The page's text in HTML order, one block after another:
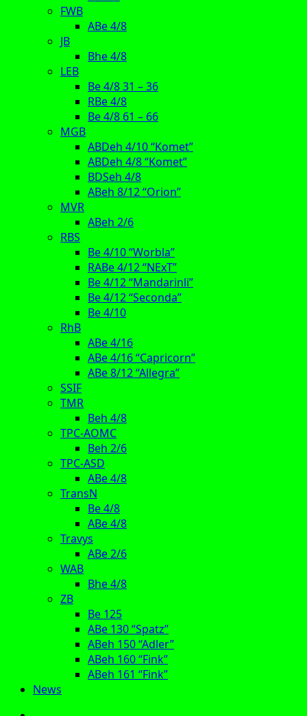
FWB
ABe 4/8
JB
Bhe 4/8
LEB
Be 4/8 31 – 36
RBe 4/8
Be 4/8 61 – 66
MGB
ABDeh 4/10 “Komet”
ABDeh 4/8 “Komet”
BDSeh 4/8
ABeh 8/12 “Orion”
MVR
ABeh 2/6
RBS
Be 4/10 “Worbla”
RABe 4/12 “NExT”
Be 4/12 “Mandarinli”
Be 4/12 “Seconda”
Be 4/10
RhB
ABe 4/16
ABe 4/16 “Capricorn”
ABe 8/12 “Allegra”
SSIF
TMR
Beh 4/8
TPC-AOMC
Beh 2/6
TPC-ASD
ABe 4/8
TransN
Be 4/8
ABe 4/8
Travys
ABe 2/6
WAB
Bhe 4/8
ZB
Be 125
ABe 130 “Spatz”
ABeh 150 “Adler”
ABeh 160 “Fink”
ABeh 161 “Fink”
News